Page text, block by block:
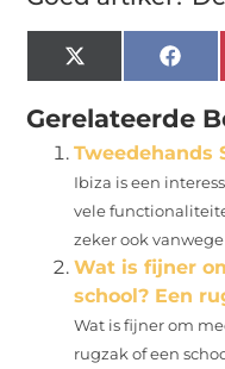
X
(Twitter)
Gerelateerde
Tweedehands
Ibiza is een
vele
zeker ook
Wat is fijner
school? Een
Wat is fijner om
rugzak of een